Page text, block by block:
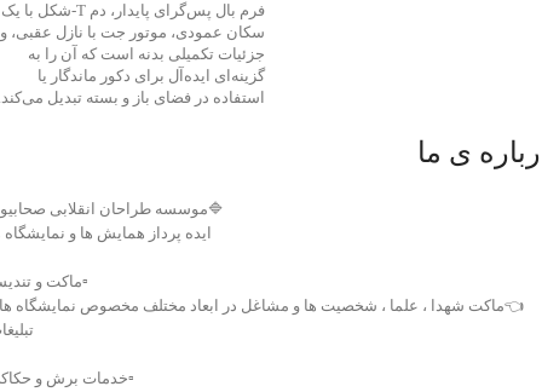
فرم بال پس‌گرای پایدار، دم T‑شکل با یک
سکان عمودی، موتور جت با نازل عقبی، و
جزئیات تکمیلی بدنه است که آن را به
گزینه‌ای ایده‌آل برای دکور ماندگار یا
استفاده در فضای باز و بسته تبدیل
ی ما
🔷موسسه طراحان انقلابی
ایده پرداز همایش ها و نمایشگاه
▫️ماکت و
👈ماکت شهدا ، علما ، شخصیت ها و مشاغل در ابعاد مختلف مخصوص نمایشگاه
▫️خدمات برش و